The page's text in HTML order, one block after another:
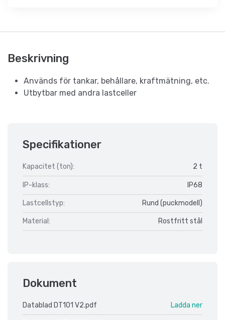
Beskrivning
Används för tankar, behållare, kraftmätning, etc.
Utbytbar med andra lastceller
Specifikationer
Kapacitet (ton): 2 t
IP-klass: IP68
Lastcellstyp: Rund (puckmodell)
Material: Rostfritt stål
Dokument
Datablad DT101 V2.pdf Ladda ner